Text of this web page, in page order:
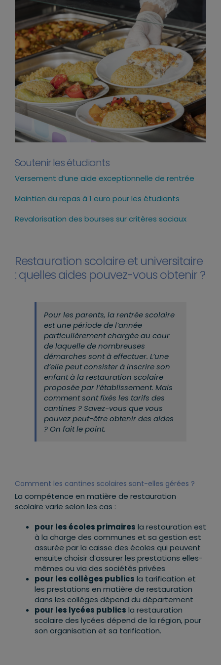
Soutenir les étudiants
Versement d’une aide exceptionnelle de rentrée
Maintien du repas à 1 euro pour les étudiants
Revalorisation des bourses sur critères sociaux
Restauration scolaire et universitaire
: quelles aides pouvez-vous obtenir ?
Pour les parents, la rentrée scolaire
est une période de l’année
particulièrement chargée au cour
de laquelle de nombreuses
démarches sont à effectuer. L’une
d’elle peut consister à inscrire son
enfant à la restauration scolaire
proposée par l’établissement. Mais
comment sont fixés les tarifs des
cantines ? Savez-vous que vous
pouvez peut-être obtenir des aides
? On fait le point.
Comment les cantines scolaires sont-elles gérées ?
La compétence en matière de restauration
scolaire varie selon les cas :
pour les écoles primaires la restauration est
à la charge des communes et sa gestion est
assurée par la caisse des écoles qui peuvent
ensuite choisir d’assurer les prestations elles-
mêmes ou via des sociétés privées
pour les collèges publics la tarification et
les prestations en matière de restauration
dans les collèges dépend du département
pour les lycées publics la restauration
scolaire des lycées dépend de la région, pour
son organisation et sa tarification.